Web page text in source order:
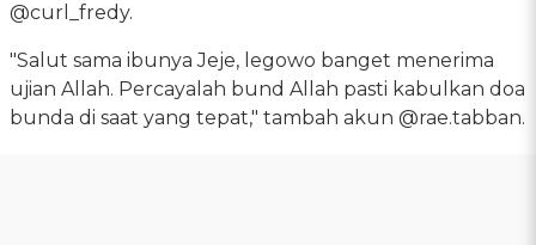
@curl_fredy.
"Salut sama ibunya Jeje, legowo banget menerima
ujian Allah. Percayalah bund Allah pasti kabulkan doa
bunda di saat yang tepat," tambah akun @rae.tabban.